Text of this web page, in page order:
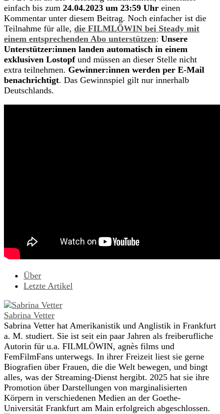
einfach bis zum 24.04.2023 um 23:59 Uhr einen
Kommentar unter diesem Beitrag. Noch einfacher ist die
Teilnahme für alle, die FILMLÖWIN bei Steady mit
einem entsprechenden Abo unterstützen: Unsere
Unterstützer:innen landen automatisch in einem
exklusiven Lostopfund müssen an dieser Stelle nicht
extra teilnehmen. Gewinner:innen werden per E-Mail
benachrichtigt. Das Gewinnspiel gilt nur innerhalb
Deutschlands.
Über
Letzte Artikel
Sabrina Vetter
Sabrina Vetter hat Amerikanistik und Anglistik in Frankfurt
a. M. studiert. Sie ist seit ein paar Jahren als freiberufliche
Autorin für u.a. FILMLÖWIN, agnès films und
FemFilmFans unterwegs. In ihrer Freizeit liest sie gerne
Biografien über Frauen, die die Welt bewegen, und bingt
alles, was der Streaming-Dienst hergibt. 2025 hat sie ihre
Promotion über Darstellungen von marginalisierten
Körpern in verschiedenen Medien an der Goethe-
Universität Frankfurt am Main erfolgreich abgeschlossen.